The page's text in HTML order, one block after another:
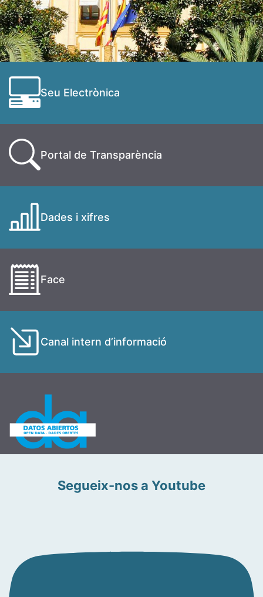
Seu Electrònica
Portal de Transparència
Dades i xifres
Face
Canal intern d’informació
Segueix-nos a Youtube